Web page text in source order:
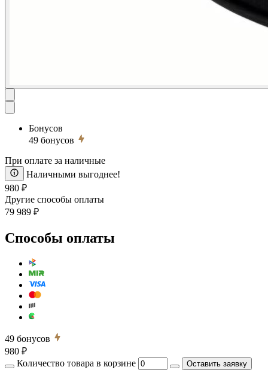
Бонусов
49 бонусов
При оплате за наличные
Наличными выгоднее!
980 ₽
Другие способы оплаты
79 989 ₽
Способы оплаты
49 бонусов
980 ₽
Количество товара в корзине
Оставить заявку